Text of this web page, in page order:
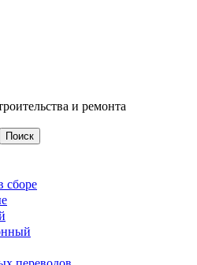
и peмoнтa
Поиск
сборе